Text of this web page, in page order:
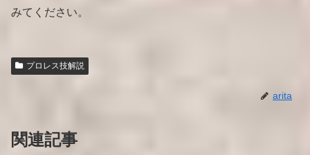
みてください。
プロレス技解説
arita
関連記事